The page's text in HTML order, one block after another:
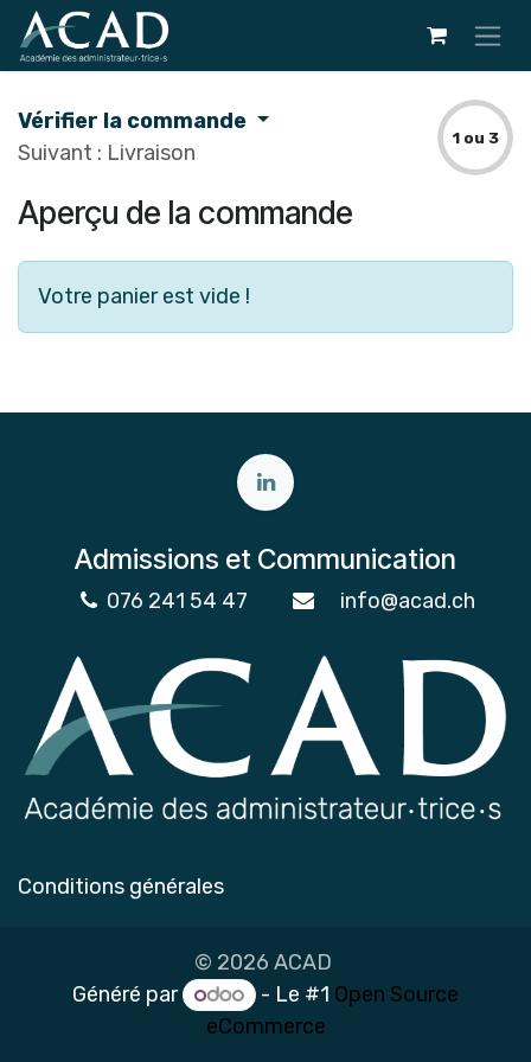
Se rendre au contenu
Vérifier la commande
Suivant : Livraison
1 ou 3
Aperçu de la commande
Votre panier est vide !
Admissions et Communication
076 241 54 47 info@acad.ch
Conditions générales
© 2026 ACAD
Généré par
- Le #1 Open Source
eCommerce